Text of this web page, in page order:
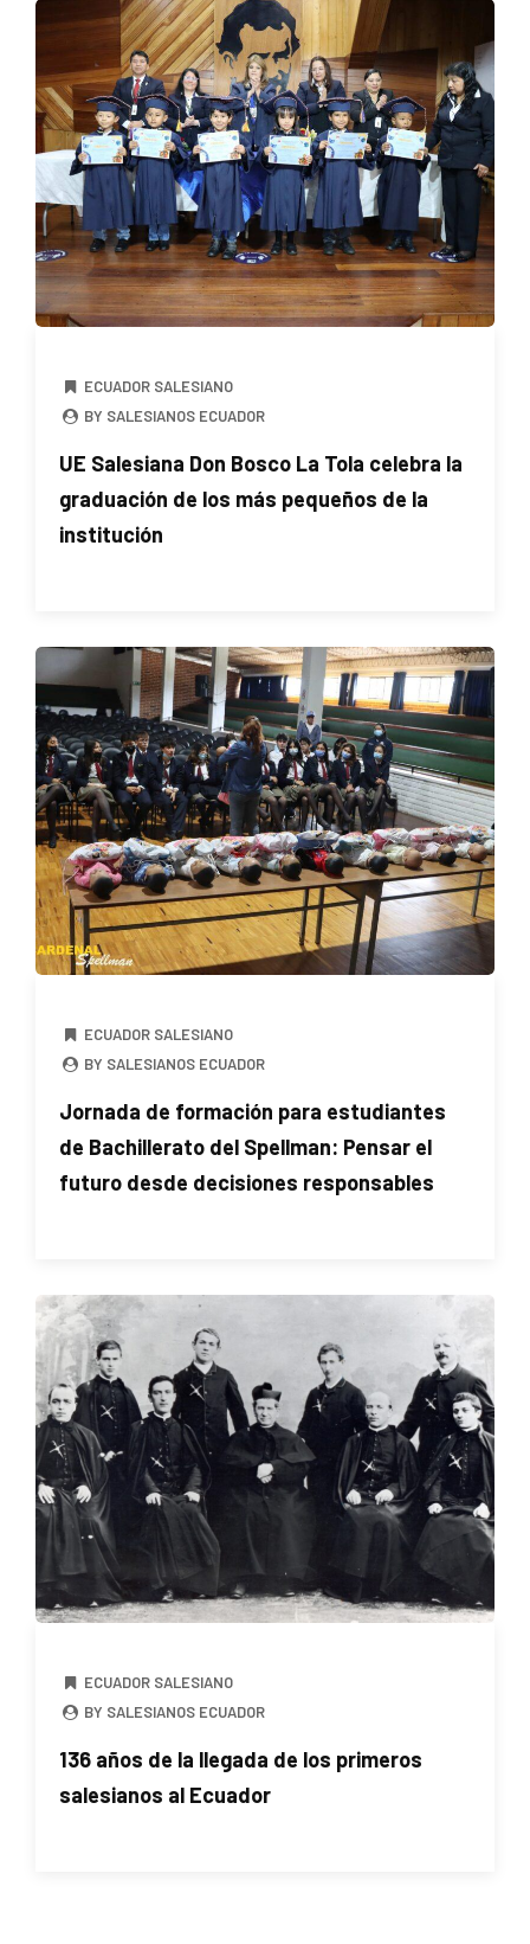
ECUADOR SALESIANO
BY SALESIANOS ECUADOR
UE Salesiana Don Bosco La Tola celebra la
graduación de los más pequeños de la
institución
ECUADOR SALESIANO
BY SALESIANOS ECUADOR
Jornada de formación para estudiantes
de Bachillerato del Spellman: Pensar el
futuro desde decisiones responsables
ECUADOR SALESIANO
BY SALESIANOS ECUADOR
136 años de la llegada de los primeros
salesianos al Ecuador